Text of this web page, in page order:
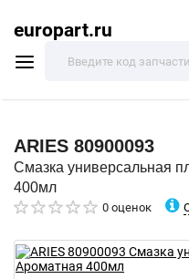
europart.ru
ARIES 80900093
Смазка универсальная
400мл
0 оценок